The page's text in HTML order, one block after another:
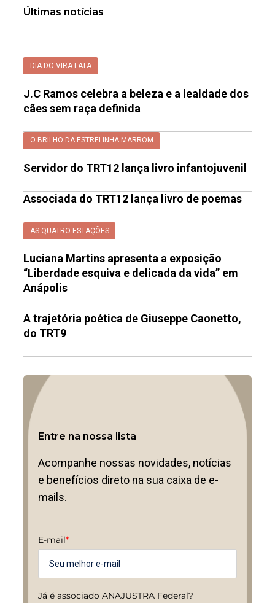
Últimas notícias
DIA DO VIRA-LATA
J.C Ramos celebra a beleza e a lealdade dos
cães sem raça definida
O BRILHO DA ESTRELINHA MARROM
Servidor do TRT12 lança livro infantojuvenil
Associada do TRT12 lança livro de poemas
AS QUATRO ESTAÇÕES
Luciana Martins apresenta a exposição
“Liberdade esquiva e delicada da vida” em
Anápolis
A trajetória poética de Giuseppe Caonetto,
do TRT9
Entre na nossa lista
Acompanhe nossas novidades, notícias
e benefícios direto na sua caixa de e-
mails.
E-mail*
Já é associado ANAJUSTRA Federal?